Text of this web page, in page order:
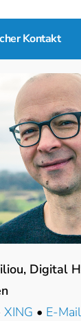
Kontakt
Digital
XING • E-Mail